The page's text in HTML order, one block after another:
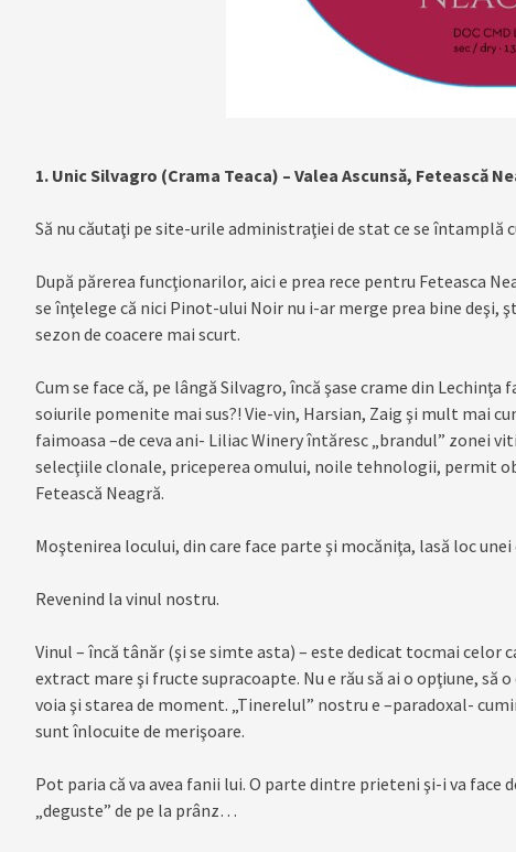
1. Unic Silvagro (Crama Teaca) – Valea Ascunsă, Fetească
Să nu căutaţi pe site-urile administraţiei de stat ce se întamplă
După părerea funcţionarilor, aici e prea rece pentru Feteasca
se înţelege că nici Pinot-ului Noir nu i-ar merge prea bine deşi,
sezon de coacere mai scurt.
Cum se face că, pe lângă Silvagro, încă şase crame din Lechinţa
soiurile pomenite mai sus?! Vie-vin, Harsian, Zaig şi mult mai
faimoasa –de ceva ani- Liliac Winery întăresc „brandul” zonei
selecţiile clonale, priceperea omului, noile tehnologii, permit
Fetească Neagră.
Moştenirea locului, din care face parte şi mocăniţa, lasă loc
Revenind la vinul nostru.
Vinul – încă tânăr (şi se simte asta) – este dedicat tocmai celor
extract mare şi fructe supracoapte. Nu e rău să ai o opţiune, să
voia şi starea de moment. „Tinerelul” nostru e –paradoxal-
sunt înlocuite de merişoare.
Pot paria că va avea fanii lui. O parte dintre prieteni şi-i va face
„deguste” de pe la prânz…